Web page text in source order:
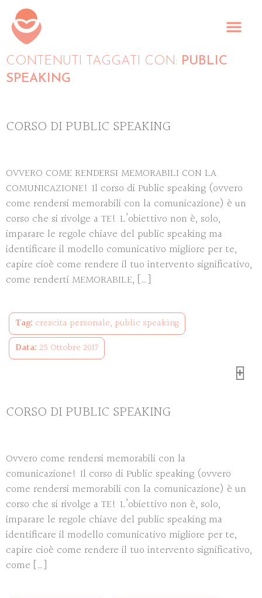
CONTENUTI TAGGATI CON: PUBLIC
SPEAKING
CORSO DI PUBLIC SPEAKING
OVVERO COME RENDERSI MEMORABILI CON LA
COMUNICAZIONE! Il corso di Public speaking (ovvero
come rendersi memorabili con la comunicazione) è un
corso che si rivolge a TE! L’obiettivo non è, solo,
imparare le regole chiave del public speaking ma
identificare il modello comunicativo migliore per te,
capire cioè come rendere il tuo intervento significativo,
come renderti MEMORABILE, […]
Tag: crescita personale, public speaking
Data: 25 Ottobre 2017
CORSO DI PUBLIC SPEAKING
Ovvero come rendersi memorabili con la
comunicazione! Il corso di Public speaking (ovvero
come rendersi memorabili con la comunicazione) è un
corso che si rivolge a TE! L’obiettivo non è, solo,
imparare le regole chiave del public speaking ma
identificare il modello comunicativo migliore per te,
capire cioè come rendere il tuo intervento significativo,
come […]